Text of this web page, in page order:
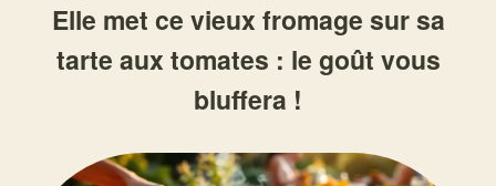
Elle met ce vieux fromage sur sa
tarte aux tomates : le goût vous
bluffera !